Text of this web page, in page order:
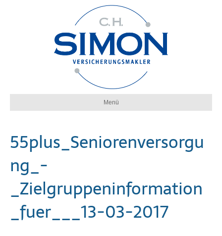
Menü
55plus_Seniorenversorgu
ng_-
_Zielgruppeninformation
_fuer___13-03-2017